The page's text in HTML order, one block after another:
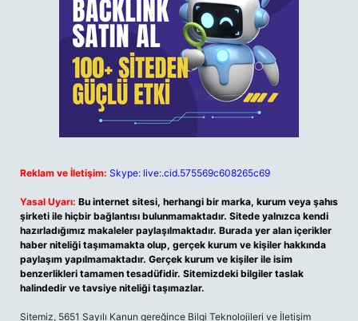
Reklam ve İletişim: Skype: live:.cid.575569c608265c69
Yasal Uyarı: Bu internet sitesi, herhangi bir marka, kurum veya şahıs
şirketi ile hiçbir bağlantısı bulunmamaktadır. Sitede yalnızca kendi
hazırladığımız makaleler paylaşılmaktadır. Burada yer alan içerikler
haber niteliği taşımamakta olup, gerçek kurum ve kişiler hakkında
paylaşım yapılmamaktadır. Gerçek kurum ve kişiler ile isim
benzerlikleri tamamen tesadüfidir. Sitemizdeki bilgiler taslak
halindedir ve tavsiye niteliği taşımazlar.
Sitemiz, 5651 Sayılı Kanun gereğince Bilgi Teknolojileri ve İletişim